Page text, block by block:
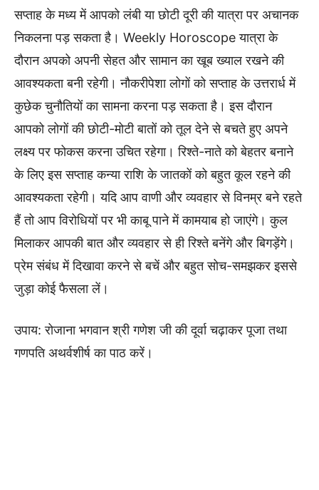
सप्ताह के मध्य में आपको लंबी या छोटी दूरी की यात्रा पर अचानक
निकलना पड़ सकता है। Weekly Horoscope यात्रा के
दौरान अपको अपनी सेहत और सामान का खूब ख्याल रखने की
आवश्यकता बनी रहेगी। नौकरीपेशा लोगों को सप्ताह के उत्तरार्ध में
कुछेक चुनौतियों का सामना करना पड़ सकता है। इस दौरान
आपको लोगों की छोटी-मोटी बातों को तूल देने से बचते हुए अपने
लक्ष्य पर फोकस करना उचित रहेगा। रिश्ते-नाते को बेहतर बनाने
के लिए इस सप्ताह कन्या राशि के जातकों को बहुत कूल रहने की
आवश्यकता रहेगी। यदि आप वाणी और व्यवहार से विनम्र बने रहते
हैं तो आप विरोधियों पर भी काबू पाने में कामयाब हो जाएंगे। कुल
मिलाकर आपकी बात और व्यवहार से ही रिश्ते बनेंगे और बिगड़ेंगे।
प्रेम संबंध में दिखावा करने से बचें और बहुत सोच-समझकर इससे
जुड़ा कोई फैसला लें।
उपाय: रोजाना भगवान श्री गणेश जी की दूर्वा चढ़ाकर पूजा तथा
गणपति अथर्वशीर्ष का पाठ करें।